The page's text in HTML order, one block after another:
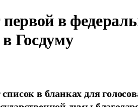
в
Госдуму
в бланках для